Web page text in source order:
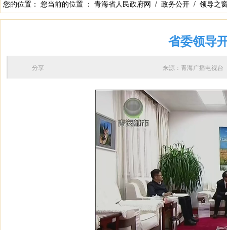
您的位置： 您当前的位置 ： 青海省人民政府网 / 政务公开 / 领导之
省委领导
来源：青海广播电视
分享